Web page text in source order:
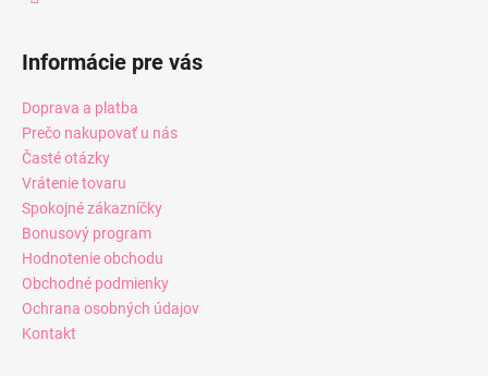
Informácie pre vás
Doprava a platba
Prečo nakupovať u nás
Časté otázky
Vrátenie tovaru
Spokojné zákazníčky
Bonusový program
Hodnotenie obchodu
Obchodné podmienky
Ochrana osobných údajov
Kontakt